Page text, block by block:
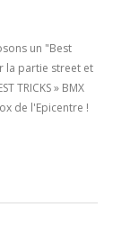
un "Best
la partie street et
TRICKS » BMX
de l'Epicentre !